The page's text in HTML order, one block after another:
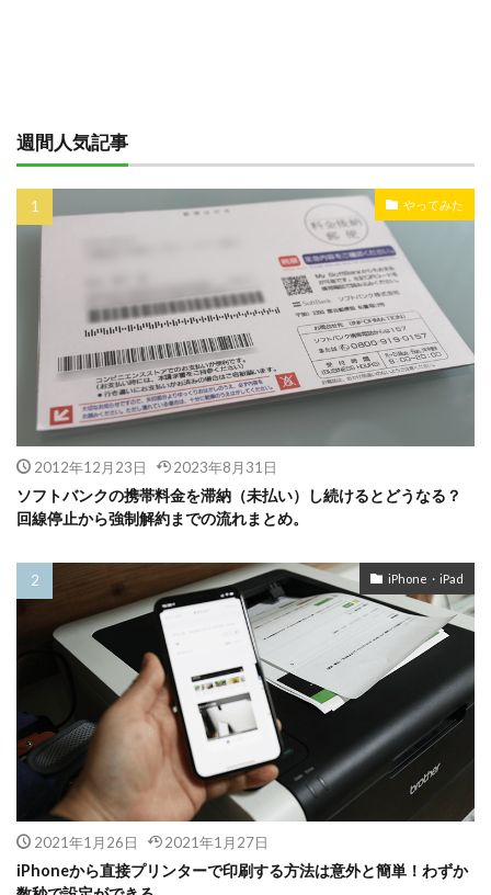
週間人気記事
やってみた
2012年12月23日 2023年8月31日
ソフトバンクの携帯料金を滞納（未払い）し続けるとどうなる？
回線停止から強制解約までの流れまとめ。
iPhone・iPad
2021年1月26日 2021年1月27日
iPhoneから直接プリンターで印刷する方法は意外と簡単！わずか